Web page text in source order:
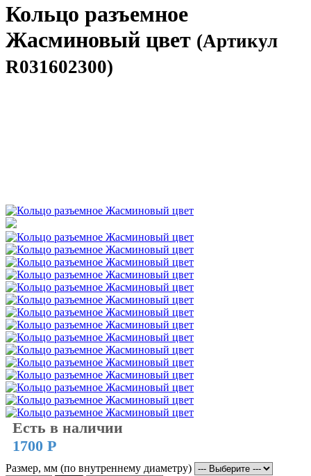
Кольцо разъемное
Жасминовый цвет (Артикул
R031602300)
Есть в наличии
1700 Р
Размер, мм (по внутреннему диаметру)